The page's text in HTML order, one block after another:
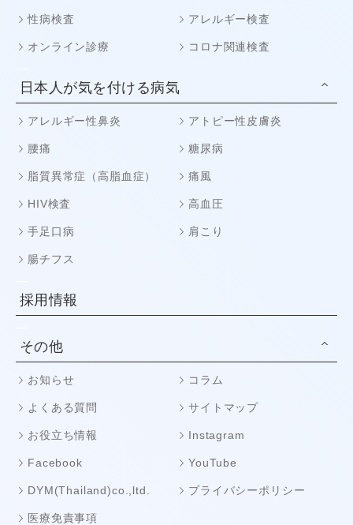
性病検査 アレルギー検査
オンライン診療 コロナ関連検査
日本人が気を付ける病気
アレルギー性鼻炎 アトピー性皮膚炎
腰痛 糖尿病
脂質異常症（高脂血症） 痛風
HIV検査 高血圧
手足口病 肩こり
腸チフス
採用情報
その他
お知らせ コラム
よくある質問 サイトマップ
お役立ち情報 Instagram
Facebook YouTube
DYM(Thailand)co.,ltd. プライバシーポリシー
医療免責事項